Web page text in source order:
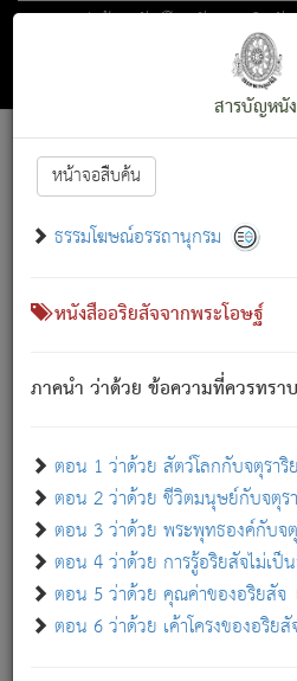
ตอน 1 ว่าด้วย สัตว์โลกกับจตุราริยสัจ
สารบัญหนั
หน้าจอสืบค้น
ธรรมโฆษณ์อรรถานุกรม
หนังสืออริยสัจจากพระโอษฐ์
ภาคนำ ว่าด้วย ข้อความที่ควรทรา
ตอน 1 ว่าด้วย สัตว์โลกกับจตุราริ
ตอน 2 ว่าด้วย ชีวิตมนุษย์กับจตุร
ตอน 3 ว่าด้วย พระพุทธองค์กับจ
ตอน 4 ว่าด้วย การรู้อริยสัจไม่เป็
ตอน 5 ว่าด้วย คุณค่าของอริยสัจ
ตอน 6 ว่าด้วย เค้าโครงของอริยสั
Font :15 ]||
สัตว์โลกนี้ เกิดความเดือดร้อนแล้
เขาสำคัญสิ่งใด โดยความเป็นปร
(ตามที่เป็นจริง) โดยประการอื่นจาก
สัตว์โลกติดข้องอยู่ในภพ ถูกภพ
เป็นอย่างอื่น (จากที่มันเป็นอยู่จริง)
เขาเพลิดเพลินยิ่งนักในสิ่งใด สิ่ง
เขากลัวต่อสิ่งใดสิ่งนั้นเป็นทุกข์
พรหมจรรย์นี้ อันบุคคลย่อมประ
ภพ.
สมณะหรือพราหมณ์เหล่าใด กล่
มีได้เพราะภพ เรากล่าวว่า สมณะ
มิใช่ผู้หลดพ้นจากภพ.